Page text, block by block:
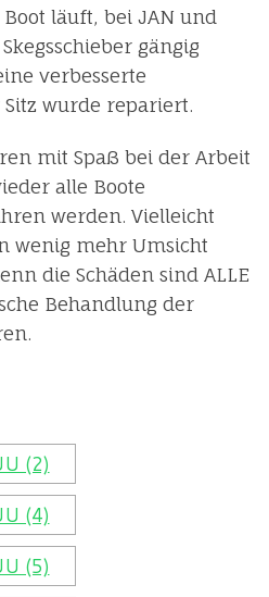
läuft, bei JAN und
gängig
verbesserte
wurde repariert.
mit Spaß bei der Arbeit
alle Boote
werden. Vielleicht
wenig mehr Umsicht
die Schäden sind ALLE
Behandlung der